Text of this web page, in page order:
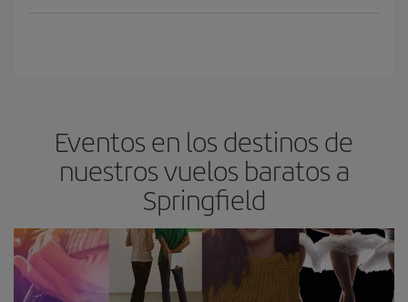
Eventos en los destinos de
nuestros vuelos baratos a
Springfield